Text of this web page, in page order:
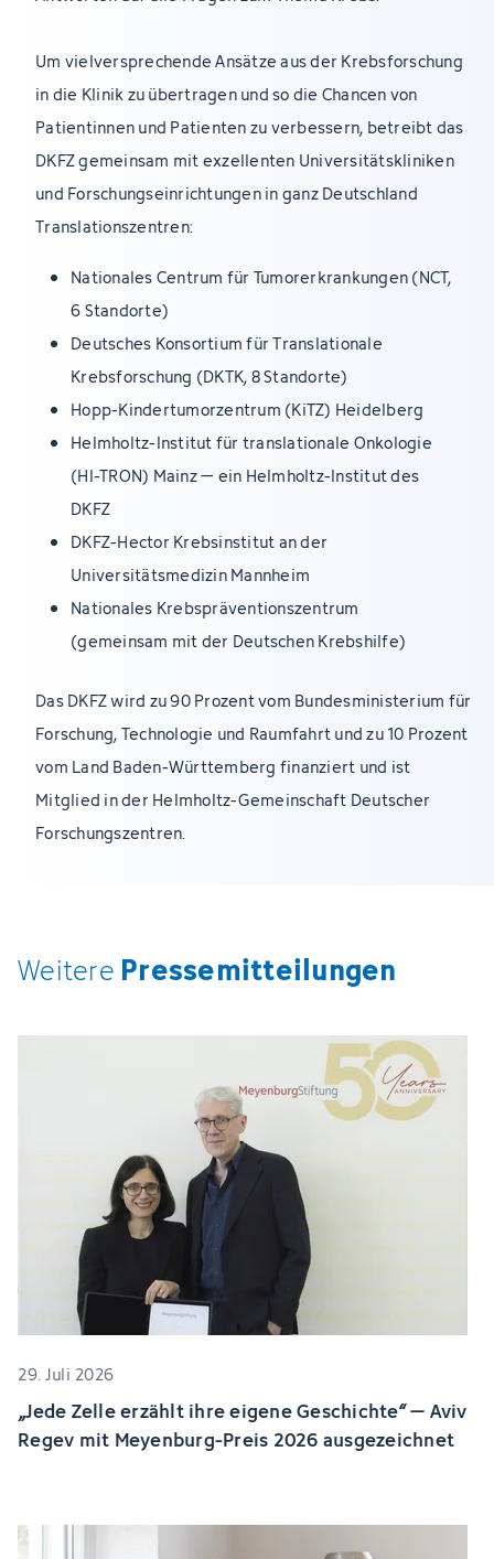
Um vielversprechende Ansätze aus der Krebsforschung
in die Klinik zu übertragen und so die Chancen von
Patientinnen und Patienten zu verbessern, betreibt das
DKFZ gemeinsam mit exzellenten Universitätskliniken
und Forschungseinrichtungen in ganz Deutschland
Translationszentren:
Nationales Centrum für Tumorerkrankungen (NCT,
6 Standorte)
Deutsches Konsortium für Translationale
Krebsforschung (DKTK, 8 Standorte)
Hopp-Kindertumorzentrum (KiTZ) Heidelberg
Helmholtz-Institut für translationale Onkologie
(HI-TRON) Mainz – ein Helmholtz-Institut des
DKFZ
DKFZ-Hector Krebsinstitut an der
Universitätsmedizin Mannheim
Nationales Krebspräventionszentrum
(gemeinsam mit der Deutschen Krebshilfe)
Das DKFZ wird zu 90 Prozent vom Bundesministerium für
Forschung, Technologie und Raumfahrt und zu 10 Prozent
vom Land Baden-Württemberg finanziert und ist
Mitglied in der Helmholtz-Gemeinschaft Deutscher
Forschungszentren.
Weitere Pressemitteilungen
29. Juli 2026
„Jede Zelle erzählt ihre eigene Geschichte“ – Aviv
Regev mit Meyenburg-Preis 2026 ausgezeichnet